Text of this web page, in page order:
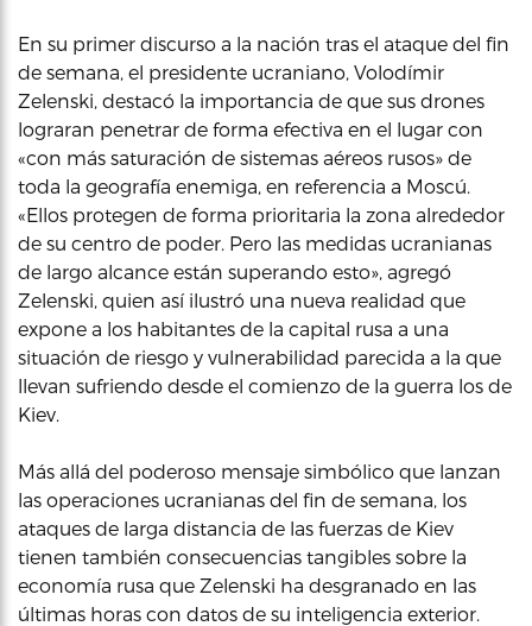
En su primer discurso a la nación tras el ataque del fin
de semana, el presidente ucraniano, Volodímir
Zelenski, destacó la importancia de que sus drones
lograran penetrar de forma efectiva en el lugar con
«con más saturación de sistemas aéreos rusos» de
toda la geografía enemiga, en referencia a Moscú.
«Ellos protegen de forma prioritaria la zona alrededor
de su centro de poder. Pero las medidas ucranianas
de largo alcance están superando esto», agregó
Zelenski, quien así ilustró una nueva realidad que
expone a los habitantes de la capital rusa a una
situación de riesgo y vulnerabilidad parecida a la que
llevan sufriendo desde el comienzo de la guerra los de
Kiev.
Más allá del poderoso mensaje simbólico que lanzan
las operaciones ucranianas del fin de semana, los
ataques de larga distancia de las fuerzas de Kiev
tienen también consecuencias tangibles sobre la
economía rusa que Zelenski ha desgranado en las
últimas horas con datos de su inteligencia exterior.